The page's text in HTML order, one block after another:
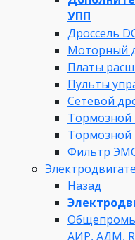
УПП
Дроссель
Моторный
Платы
Пульты
Сетевой
Тормозной
Тормозной
Фильтр
Назад
АИР, АДМ,